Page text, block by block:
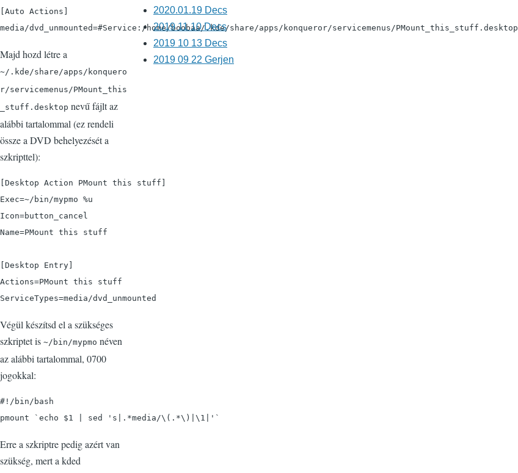
[Auto Actions]
media/dvd_unmounted=#Service:/home/boobaa/.kde/share/apps/konqueror/servicemenus/PMount_this_stuff.desktop
Majd hozd létre a
~/.kde/share/apps/konquero
r/servicemenus/PMount_this
_stuff.desktop nevű fájlt az
alábbi tartalommal (ez rendeli
össze a DVD behelyezését a
szkripttel):
[Desktop Action PMount this stuff]
Exec=~/bin/mypmo %u
Icon=button_cancel
Name=PMount this stuff
[Desktop Entry]
Actions=PMount this stuff
ServiceTypes=media/dvd_unmounted
Végül készítsd el a szükséges
szkriptet is ~/bin/mypmo néven
az alábbi tartalommal, 0700
jogokkal:
#!/bin/bash
pmount `echo $1 | sed 's|.*media/\(.*\)|\1|'`
Erre a szkriptre pedig azért van
szükség, mert a kded
2020.01.19 Decs
2019 11 10 Decs
2019 10 13 Decs
2019 09 22 Gerjen